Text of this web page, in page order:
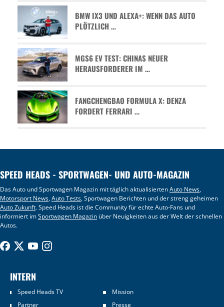
BMW IX3 UND ALEXA+: WENN DAS AUTO
PLÖTZLICH …
MGS6 EV TEST: CHINAS NEUER
HERAUSFORDERER IM …
FANGCHENGBAO FORMULA X: DENZA
FORDERT FERRARI …
SPEED HEADS - SPORTWAGEN- UND AUTO-MAGAZIN
Das Auto und Sportwagen Magazin mit täglich aktualisiertenAuto News,
Motorsport News,Auto Tests, Sportwagen Berichten und der streng geheimen
Auto Zukunft. Speed Heads ist die Community für echte Auto-Fans und
informiert imSportwagen Magazin über Neuigkeiten aus der Welt der schnellen
Autos.
INTERN
Speed Heads TV
Mission
Partner
Presse